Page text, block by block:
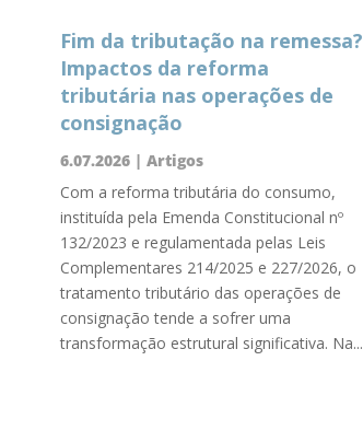
Fim da tributação na remessa?
Impactos da reforma
tributária nas operações de
consignação
6.07.2026| Artigos
Com a reforma tributária do consumo,
instituída pela Emenda Constitucional nº
132/2023 e regulamentada pelas Leis
Complementares 214/2025 e 227/2026, o
tratamento tributário das operações de
consignação tende a sofrer uma
transformação estrutural significativa. Na...